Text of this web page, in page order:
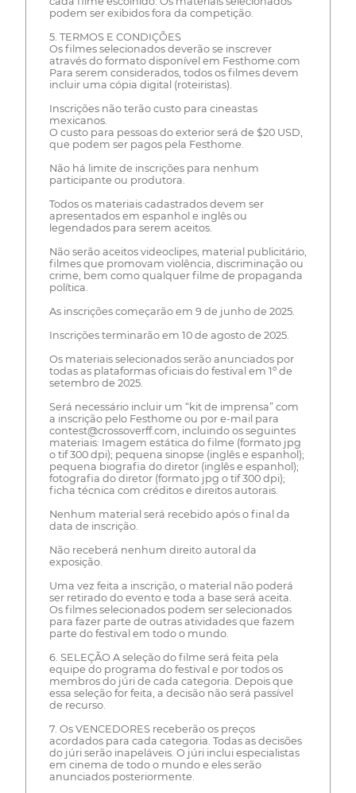
podem ser exibidos fora da competição.
5. TERMOS E CONDIÇÕES
Os filmes selecionados deverão se inscrever
através do formato disponível em Festhome.com
Para serem considerados, todos os filmes devem
incluir uma cópia digital (roteiristas).
Inscrições não terão custo para cineastas
mexicanos.
O custo para pessoas do exterior será de $20 USD,
que podem ser pagos pela Festhome.
Não há limite de inscrições para nenhum
participante ou produtora.
Todos os materiais cadastrados devem ser
apresentados em espanhol e inglês ou
legendados para serem aceitos.
Não serão aceitos videoclipes, material publicitário,
filmes que promovam violência, discriminação ou
crime, bem como qualquer filme de propaganda
política.
As inscrições começarão em 9 de junho de 2025.
Inscrições terminarão em 10 de agosto de 2025.
Os materiais selecionados serão anunciados por
todas as plataformas oficiais do festival em 1º de
setembro de 2025.
Será necessário incluir um “kit de imprensa” com
a inscrição pelo Festhome ou por e-mail para
contest@crossoverff.com, incluindo os seguintes
materiais: Imagem estática do filme (formato jpg
o tif 300 dpi); pequena sinopse (inglês e espanhol);
pequena biografia do diretor (inglês e espanhol);
fotografia do diretor (formato jpg o tif 300 dpi);
ficha técnica com créditos e direitos autorais.
Nenhum material será recebido após o final da
data de inscrição.
Não receberá nenhum direito autoral da
exposição.
Uma vez feita a inscrição, o material não poderá
ser retirado do evento e toda a base será aceita.
Os filmes selecionados podem ser selecionados
para fazer parte de outras atividades que fazem
parte do festival em todo o mundo.
6. SELEÇÃO A seleção do filme será feita pela
equipe do programa do festival e por todos os
membros do júri de cada categoria. Depois que
essa seleção for feita, a decisão não será passível
de recurso.
7. Os VENCEDORES receberão os preços
acordados para cada categoria. Todas as decisões
do júri serão inapeláveis. O júri inclui especialistas
em cinema de todo o mundo e eles serão
anunciados posteriormente.